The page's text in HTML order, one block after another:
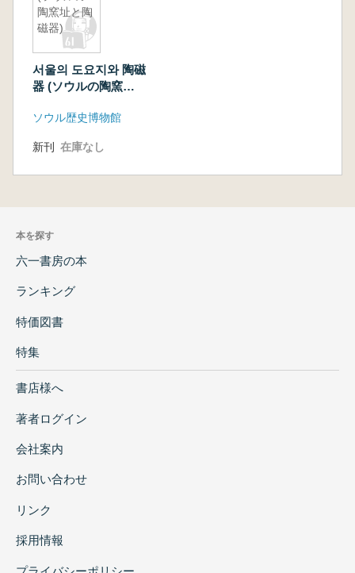
陶窯址と陶
磁器)
서울의 도요지와 陶磁
器 (ソウルの陶窯址
ソウル歴史博物館
新刊 在庫なし
本を探す
六一書房の本
ランキング
特価図書
特集
書店様へ
著者ログイン
会社案内
お問い合わせ
リンク
採用情報